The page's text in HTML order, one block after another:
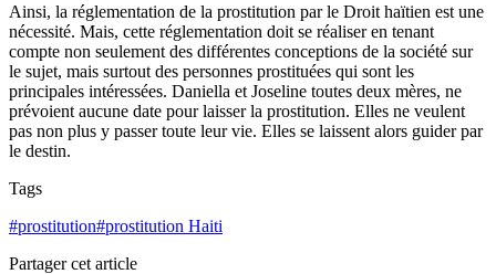
Ainsi, la réglementation de la prostitution par le Droit haïtien est une
nécessité. Mais, cette réglementation doit se réaliser en tenant
compte non seulement des différentes conceptions de la société sur
le sujet, mais surtout des personnes prostituées qui sont les
principales intéressées. Daniella et Joseline toutes deux mères, ne
prévoient aucune date pour laisser la prostitution. Elles ne veulent
pas non plus y passer toute leur vie. Elles se laissent alors guider par
le destin.
Tags
#prostitution#prostitution Haiti
Partager cet article